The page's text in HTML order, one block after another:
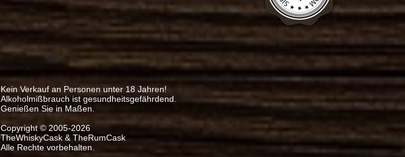
Kein Verkauf an Personen unter 18 Jahren!
Alkoholmißbrauch ist gesundheitsgefährdend.
Genießen Sie in Maßen.
Copyright © 2005-2026
TheWhiskyCask & TheRumCask
Alle Rechte vorbehalten.